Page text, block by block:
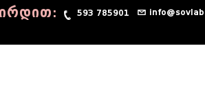
593 785901